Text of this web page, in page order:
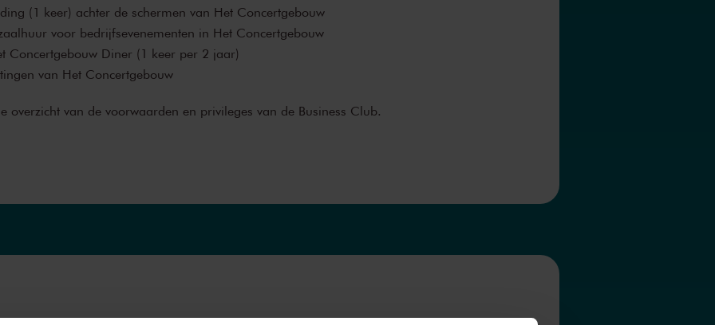
(1 keer) achter de schermen van Het Concertgebouw
voor bedrijfsevenementen in Het Concertgebouw
Concertgebouw Diner (1 keer per 2 jaar)
van Het Concertgebouw
overzicht van de voorwaarden en privileges van de Business Club.